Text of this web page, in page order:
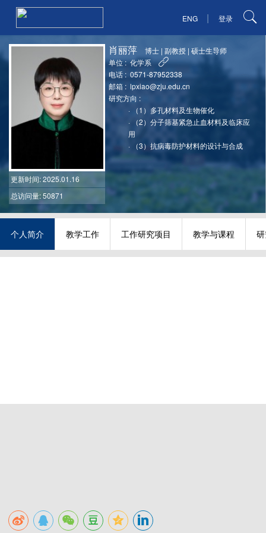
ENG | 登录
更新时间: 2025.01.16
总访问量: 50871
肖丽萍 博士 |副教授 |硕士生导师
单位 : 化学系
电话 : 0571-87952338
邮箱 : lpxiao@zju.edu.cn
研究方向 :
· （1）多孔材料及生物催化
· （2）分子筛基紧急止血材料及临床应
用
· （3）抗病毒防护材料的设计与合成
个人简介 教学工作 工作研究项目 教学与课程